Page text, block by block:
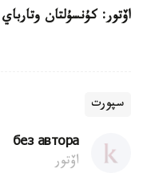
اۆتور: كۇنسۇلتان وتارباي
سپورت
без автора
اۆتور